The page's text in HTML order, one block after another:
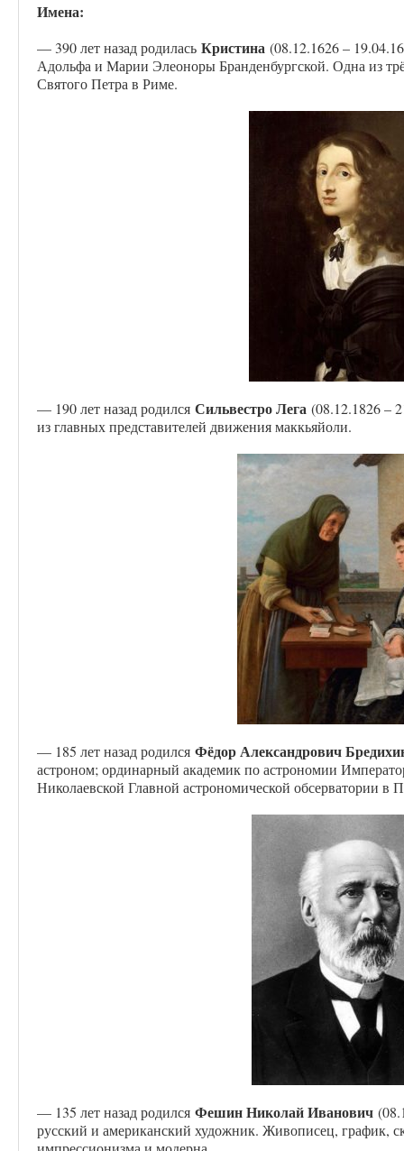
Имена:
— 390 лет назад родилась Кристина (08.12.1626 –
Адольфа и Марии Элеоноры Бранденбургской. Одна из
Святого Петра в Риме.
— 190 лет назад родился Сильвестро Лега (08.12.1826 –
из главных представителей движения маккьяйоли.
— 185 лет назад родился Фёдор Александрович
астроном; ординарный академик по астрономии
Николаевской Главной астрономической обсерватории в
— 135 лет назад родился Фешин Николай Иванович
русский и американский художник. Живописец, график,